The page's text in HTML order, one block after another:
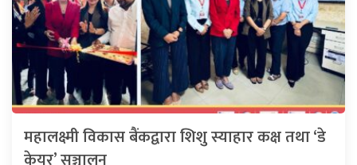
महालक्ष्मी विकास बैंकद्वारा शिशु स्याहार कक्ष तथा ‘डे